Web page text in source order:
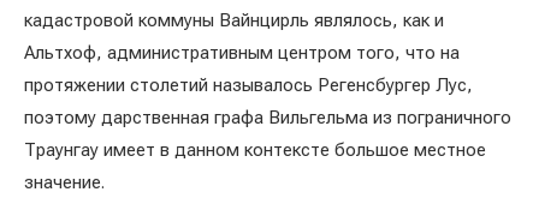
кадастровой коммуны Вайнцирль являлось, как и
Альтхоф, административным центром того, что на
протяжении столетий называлось Регенсбургер Лус,
поэтому дарственная графа Вильгельма из пограничного
Траунгау имеет в данном контексте большое местное
значение.